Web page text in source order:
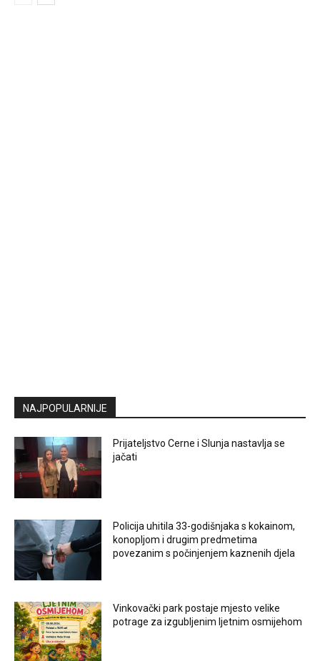
NAJPOPULARNIJE
Prijateljstvo Cerne i Slunja nastavlja se
jačati
Policija uhitila 33-godišnjaka s kokainom,
konopljom i drugim predmetima
povezanim s počinjenjem kaznenih djela
Vinkovački park postaje mjesto velike
potrage za izgubljenim ljetnim osmijehom